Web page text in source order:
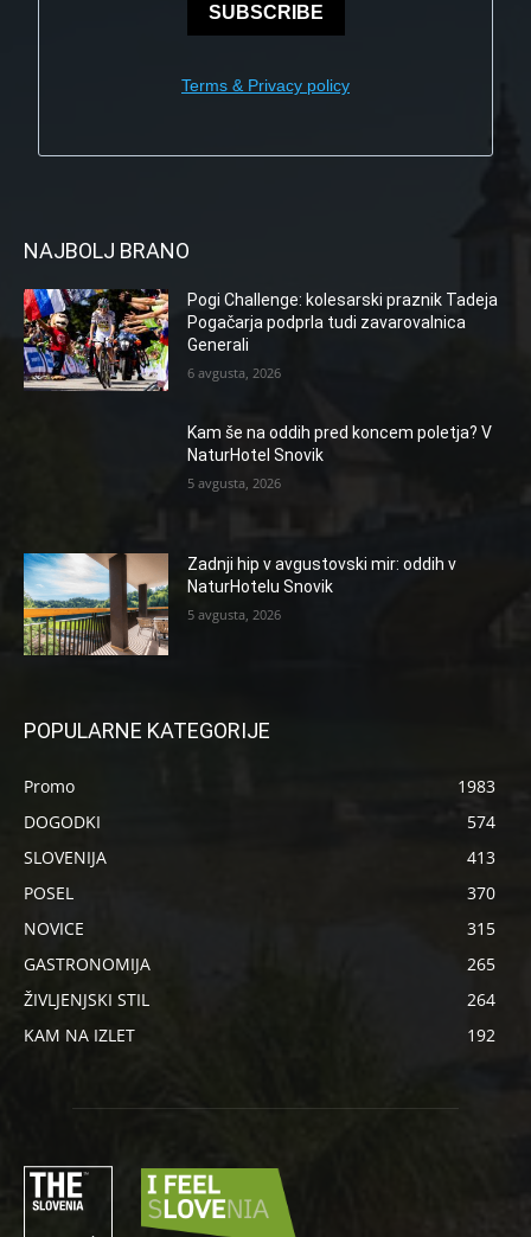
SUBSCRIBE
Terms & Privacy policy
NAJBOLJ BRANO
Pogi Challenge: kolesarski praznik Tadeja
Pogačarja podprla tudi zavarovalnica
Generali
6 avgusta, 2026
Kam še na oddih pred koncem poletja? V
NaturHotel Snovik
5 avgusta, 2026
Zadnji hip v avgustovski mir: oddih v
NaturHotelu Snovik
5 avgusta, 2026
POPULARNE KATEGORIJE
Promo
1983
DOGODKI
574
SLOVENIJA
413
POSEL
370
NOVICE
315
GASTRONOMIJA
265
ŽIVLJENJSKI STIL
264
KAM NA IZLET
192